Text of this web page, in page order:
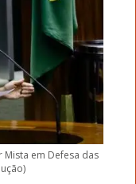
Mista em Defesa das